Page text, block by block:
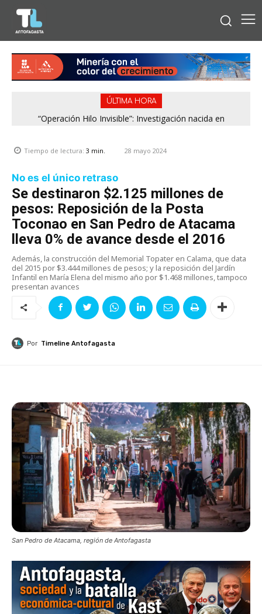
ÚLTIMA HORA
“Operación Hilo Invisible”: Investigación nacida en
Tiempo de lectura: 3 min. 28 mayo 2024
No es el único retraso
Se destinaron $2.125 millones de
pesos: Reposición de la Posta
Toconao en San Pedro de Atacama
lleva 0% de avance desde el 2016
Además, la construcción del Memorial Topater en Calama, que data
del 2015 por $3.444 millones de pesos; y la reposición del Jardín
Infantil en María Elena del mismo año por $1.468 millones, tampoco
presentan avances
Por Timeline Antofagasta
San Pedro de Atacama, región de Antofagasta